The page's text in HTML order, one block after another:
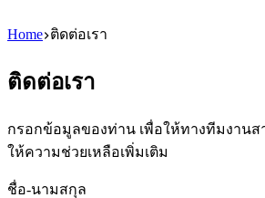
Home ติดต่อเรา
ติดต่อเรา
กรอกข้อมูลของท่าน เพื่อให้ทางทีมงาน
ให้ความช่วยเหลือเพิ่มเติม
ชื่อ-นามสกุล